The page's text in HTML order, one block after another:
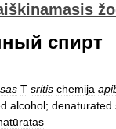
спирт
T sritis chemija
alcohol; denaturated